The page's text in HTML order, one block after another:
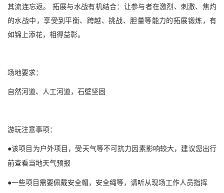
其流连忘返。 拓展与水战有机结合：让参与者在激烈、刺激、焦灼
的水战中，享受到平衡、跨越、挑战、胆量等能力的拓展锻炼，有
如锦上添花，相得益彰。
场地要求：
自然河道、人工河道，石壁坚固
游玩注意事项：
●该项目为户外项目，受天气等不可抗力因素影响较大，建议您出行
前查看当地天气预报
●一些项目需要佩戴安全帽，安全绳等，请听从现场工作人员指挥